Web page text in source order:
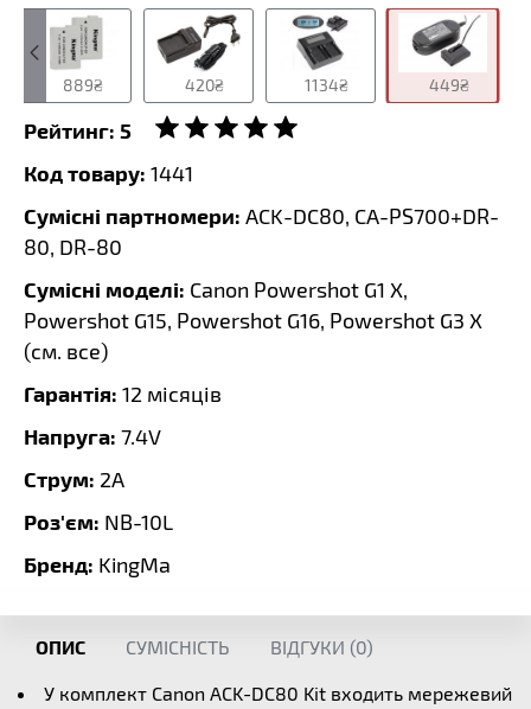
889₴ 420₴ 1134₴ 449₴
Рейтинг: 5
Код товару: 1441
Сумісні партномери: ACK-DC80, CA-PS700+DR-
80, DR-80
Сумісні моделі: Canon Powershot G1 X,
Powershot G15, Powershot G16, Powershot G3 X
(см. все)
Гарантія: 12 місяців
Напруга: 7.4V
Струм: 2A
Роз'єм: NB-10L
Бренд: KingMa
ОПИС СУМІСНІСТЬ ВІДГУКИ (0)
У комплект Canon ACK-DC80 Kit входить мережевий